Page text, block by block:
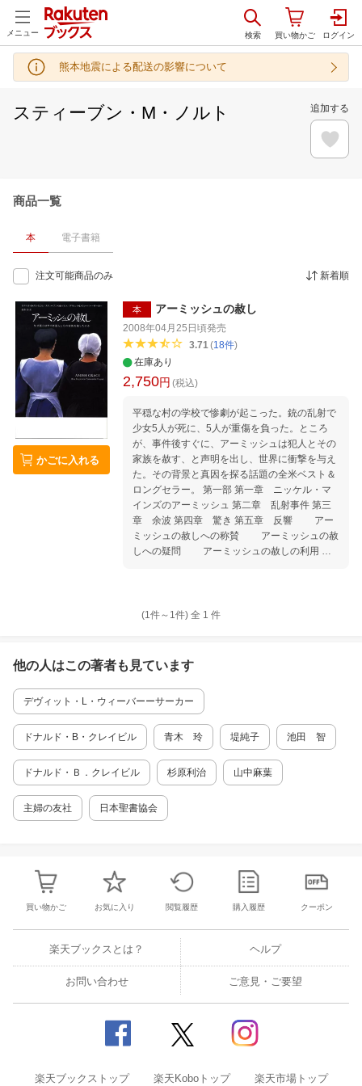
メニュー
熊本地震による配送の影響について
スティーブン・M・ノルト 追加する
商品一覧
本 電子書籍
注文可能商品のみ 新着順
かごに入れる
本 アーミッシュの赦し
2008年04月25日頃発売
3.71(18件)
在庫あり
2,750円 (税込)
平穏な村の学校で惨劇が起こった。銃の乱射で
少女5人が死に、5人が重傷を負った。ところ
が、事件後すぐに、アーミッシュは犯人とその
家族を赦す、と声明を出し、世界に衝撃を与え
た。その背景と真因を探る話題の全米ベスト＆
ロングセラー。 第一部 第一章 ニッケル・マ
インズのアーミッシュ 第二章 乱射事件 第三
章 余波 第四章 驚き 第五章 反響 アー
ミッシュの赦しへの称賛 アーミッシュの赦
しへの疑問 アーミッシュの赦しの利用 第
赦し、恐怖、同情 ジョージタウンで奏
伝」を読み、赦しを実践する 主の祈り
赦されるために赦す 第八章 赦しの精神
アーミッシュの霊性 物語と歌 『殉
教者の鏡』に映し出された赦し ディルク・
の教科書にある赦し 第九章赦しの実 子供
のしつけ 自己否定 聖餐式の準備
赦しの葛藤 断食と聖餐 第三部 第一〇章
ニッケル・マインズの赦し 赦しとは何か？
アーミッシュの怒り？ 瞬時の赦し？
殺人犯の家族を「赦す」ということ 自
面性 第一二章 悲嘆、神の摂理、そして正義
アーミッシュの悲嘆 神の摂理と悪の実
在 神の摂理に対するアーミッシュの考え方
レイスと我々 アーミッシュは我々と異なる
浅薄な理解の危険 ニッケル・マインズ
の教訓 その後 付録 北米のアーミッシュ 注
(1件～ 1件) 全 1 件
他の人はこの著者も見ています
デヴィット・L・ウィーバーーサーカー
ドナルド・B・クレイビル 青木 玲 堤純子 池田 智
ドナルド・Ｂ．クレイビル 杉原利治 山中麻葉
主婦の友社 日本聖書協会
買い物かご お気に入り 閲覧履歴 購入履歴 クーポン
楽天ブックスとは？ ヘルプ
お問い合わせ ご意見・ご要望
楽天ブックストップ 楽天Koboトップ 楽天市場トップ